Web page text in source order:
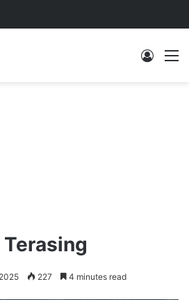
Log In
227 4 minutes read